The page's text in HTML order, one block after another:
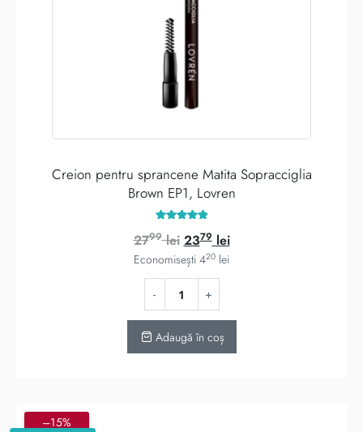
Creion pentru sprancene Matita Sopracciglia
Brown EP1, Lovren
5.00
din 5
2799 lei Prețul
inițial
a
fost:
2799 lei.
2379 leiPrețul
curent
Economisești 420 lei
Adaugă în coș
–15%